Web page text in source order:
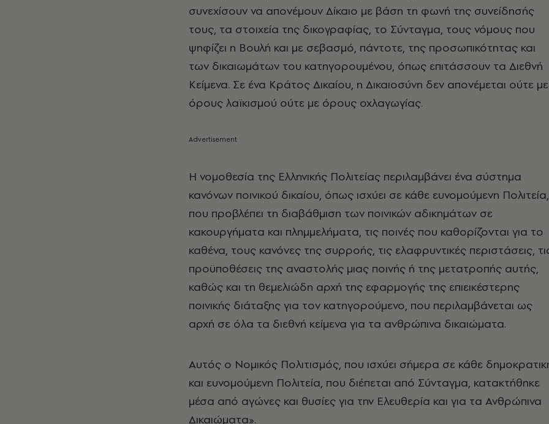
συνεχίσουν να απονέμουν Δίκαιο με βάση τη φωνή της συνείδησής
τους, τα στοιχεία της δικογραφίας, το Σύνταγμα, τους νόμους που
ψηφίζει η Βουλή και με σεβασμό, πάντοτε, της προσωπικότητας και
των δικαιωμάτων του κατηγορουμένου, όπως επιτάσσουν τα Διεθνή
Κείμενα. Σε ένα Κράτος Δικαίου, η Δικαιοσύνη δεν απονέμεται ούτε με
όρους λαϊκισμού ούτε με όρους οχλαγωγίας.
Η νομοθεσία της Ελληνικής Πολιτείας περιλαμβάνει ένα σύστημα
κανόνων ποινικού δικαίου, όπως ισχύει σε κάθε ευνομούμενη Πολιτεία,
που προβλέπει τη διαβάθμιση των ποινικών αδικημάτων σε
κακουργήματα και πλημμελήματα, τις ποινές που καθορίζονται για το
καθένα, τους κανόνες της συρροής, τις ελαφρυντικές περιστάσεις,
προϋποθέσεις της αναστολής μιας ποινής ή της μετατροπής αυτής,
καθώς και τη θεμελιώδη αρχή της εφαρμογής της επιεικέστερης
ποινικής διάταξης για τον κατηγορούμενο, που περιλαμβάνεται ως
αρχή σε όλα τα διεθνή κείμενα για τα ανθρώπινα δικαιώματα.
Αυτός ο Νομικός Πολιτισμός, που ισχύει σήμερα σε κάθε
και ευνομούμενη Πολιτεία, που διέπεται από Σύνταγμα, κατακτήθηκε
μέσα από αγώνες και θυσίες για την Ελευθερία και για τα Ανθρώπινα
Δικαιώματα».